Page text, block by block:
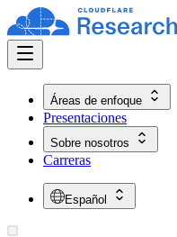
Áreas de enfoque
Presentaciones
Sobre nosotros
Carreras
Español